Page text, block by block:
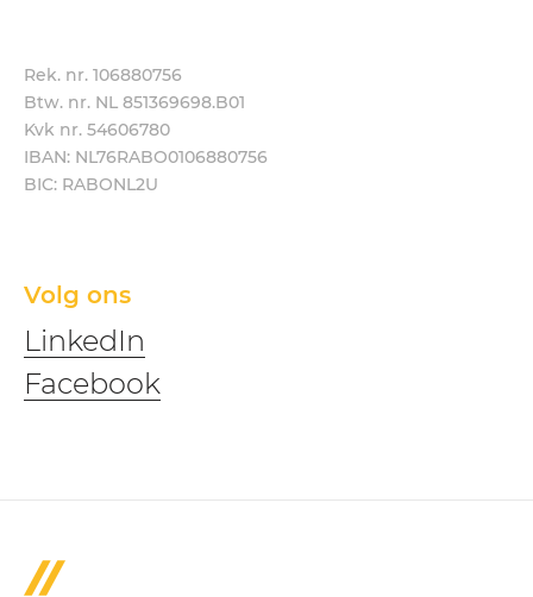
Rek. nr. 106880756
Btw. nr. NL 851369698.B01
Kvk nr. 54606780
IBAN: NL76RABO0106880756
BIC: RABONL2U
Volg ons
LinkedIn
Facebook